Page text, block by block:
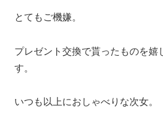
とてもご機嫌。
プレゼント交換で貰ったものを嬉
す。
いつも以上におしゃべりな次女。